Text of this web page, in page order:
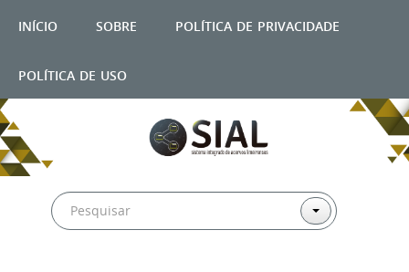
início sobre
política de privacidade
política de uso